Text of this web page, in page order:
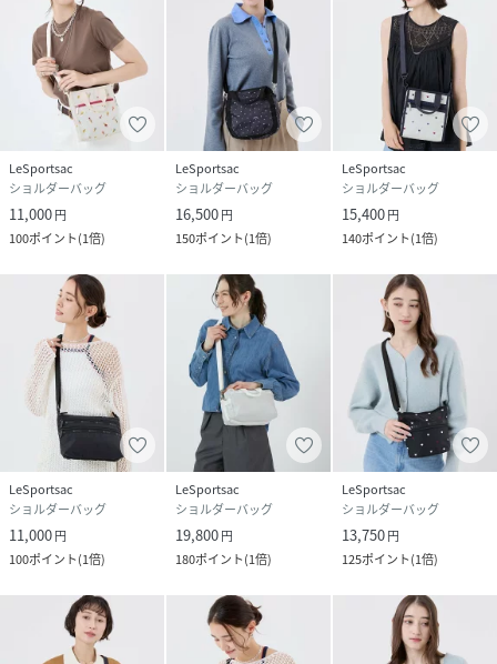
LeSportsac
ショルダーバッグ
11,000円
100ポイント(1倍)
LeSportsac
ショルダーバッグ
16,500円
150ポイント(1倍)
LeSportsac
ショルダーバッグ
15,400円
140ポイント(1倍)
LeSportsac
ショルダーバッグ
11,000円
100ポイント(1倍)
LeSportsac
ショルダーバッグ
19,800円
180ポイント(1倍)
LeSportsac
ショルダーバッグ
13,750円
125ポイント(1倍)